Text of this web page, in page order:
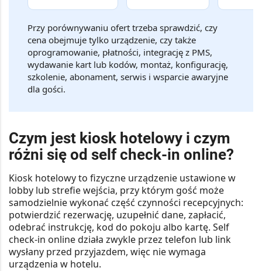
Przy porównywaniu ofert trzeba sprawdzić, czy
cena obejmuje tylko urządzenie, czy także
oprogramowanie, płatności, integrację z PMS,
wydawanie kart lub kodów, montaż, konfigurację,
szkolenie, abonament, serwis i wsparcie awaryjne
dla gości.
Czym jest kiosk hotelowy i czym
różni się od self check-in online?
Kiosk hotelowy to fizyczne urządzenie ustawione w
lobby lub strefie wejścia, przy którym gość może
samodzielnie wykonać część czynności recepcyjnych:
potwierdzić rezerwację, uzupełnić dane, zapłacić,
odebrać instrukcję, kod do pokoju albo kartę. Self
check-in online działa zwykle przez telefon lub link
wysłany przed przyjazdem, więc nie wymaga
urządzenia w hotelu.